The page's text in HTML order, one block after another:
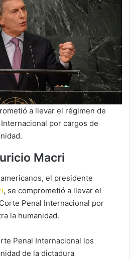
a llevar el régimen de
por cargos de
Macri
el presidente
, se comprometió a llevar el
Penal Internacional por
la humanidad.
Penal Internacional los
de la dictadura